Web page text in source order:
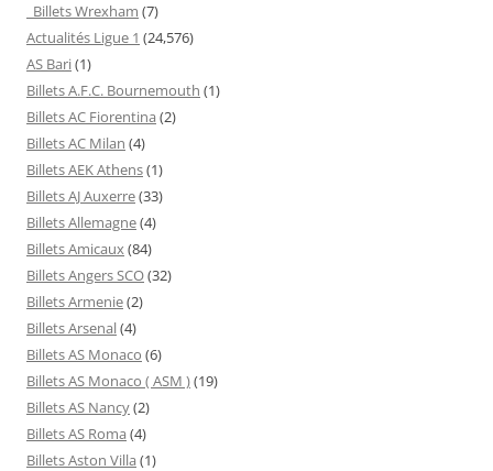
Billets Wrexham (7)
Actualités Ligue 1 (24,576)
AS Bari(1)
Billets A.F.C. Bournemouth (1)
Billets AC Fiorentina (2)
Billets AC Milan (4)
Billets AEK Athens(1)
Billets AJ Auxerre(33)
Billets Allemagne(4)
Billets Amicaux(84)
Billets Angers SCO(32)
Billets Armenie(2)
Billets Arsenal(4)
Billets AS Monaco (6)
Billets AS Monaco ( ASM )(19)
Billets AS Nancy(2)
Billets AS Roma (4)
Billets Aston Villa (1)